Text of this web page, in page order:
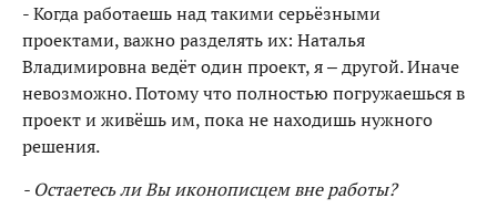
- Когда работаешь над такими серьёзными
проектами, важно разделять их: Наталья
Владимировна ведёт один проект, я – другой. Иначе
невозможно. Потому что полностью погружаешься в
проект и живёшь им, пока не находишь нужного
решения.
- Остаетесь ли Вы иконописцем вне работы?